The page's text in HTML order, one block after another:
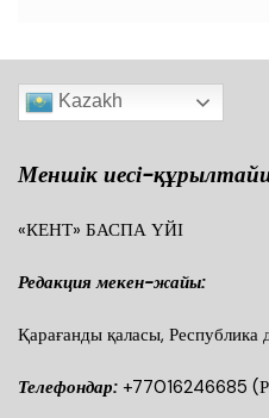
Kazakh
Меншік иесі-
«КЕНТ» БАСПА ҮЙІ
Редакция мекен-жайы:
Қарағанды қаласы,
Телефондар: +77016246685